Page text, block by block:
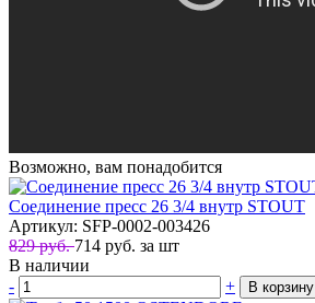
Возможно, вам понадобится
Соединение пресс 26 3/4 внутр STOUT
Артикул: SFP-0002-003426
829 руб.714 руб. за шт
В наличии
-
+ В корзину